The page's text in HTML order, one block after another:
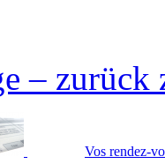
– zurück
Vos rendez-